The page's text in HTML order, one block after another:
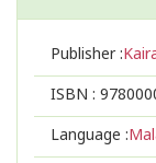
Publisher :
ISBN :
Language :